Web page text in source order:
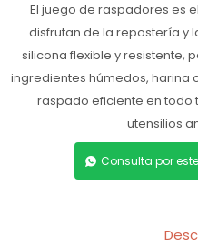
El juego de raspadores es
disfrutan de la repostería y
silicona flexible y resistente,
ingredientes húmedos, harina
raspado eficiente en todo
utensilios
Consulta por